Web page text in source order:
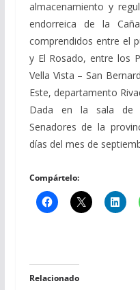
almacenamiento y
endorreica de la
comprendidos entre el
y El Rosado, entre los
Vella Vista – San
Este, departamento
Dada en la sala de
Senadores de la
días del mes de
Compártelo:
Relacionado